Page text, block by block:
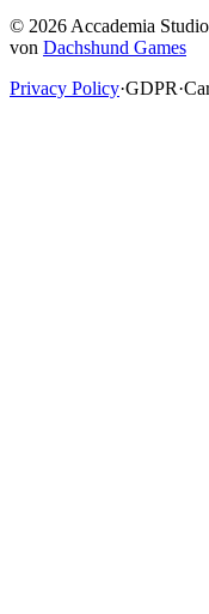
© 2026 Accademia
von Dachshund Games
Privacy Policy·GDPR·